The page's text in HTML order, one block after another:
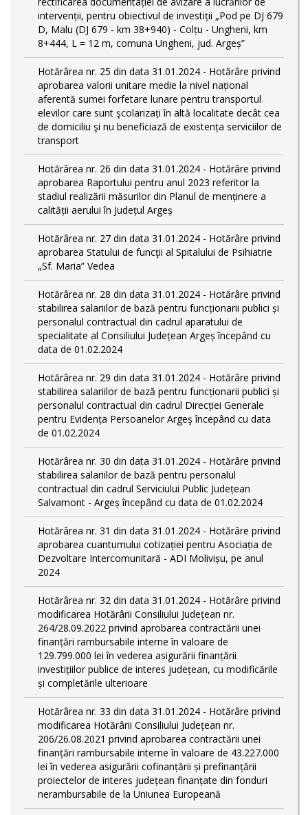
intervenții, pentru obiectivul de investiții „Pod pe DJ 679
D, Malu (DJ 679 - km 38+940) - Colțu - Ungheni, km
8+444, L = 12 m, comuna Ungheni, jud. Argeș”
Hotărârea nr. 25 din data 31.01.2024 - Hotărâre privind
aprobarea valorii unitare medie la nivel național
aferentă sumei forfetare lunare pentru transportul
elevilor care sunt şcolarizați în altă localitate decât cea
de domiciliu şi nu beneficiază de existența serviciilor de
transport
Hotărârea nr. 26 din data 31.01.2024 - Hotărâre privind
aprobarea Raportului pentru anul 2023 referitor la
stadiul realizării măsurilor din Planul de menținere a
calității aerului în Județul Argeș
Hotărârea nr. 27 din data 31.01.2024 - Hotărâre privind
aprobarea Statului de funcţii al Spitalului de Psihiatrie
„Sf. Maria” Vedea
Hotărârea nr. 28 din data 31.01.2024 - Hotărâre privind
stabilirea salariilor de bază pentru funcționarii publici și
personalul contractual din cadrul aparatului de
specialitate al Consiliului Județean Argeș începând cu
data de 01.02.2024
Hotărârea nr. 29 din data 31.01.2024 - Hotărâre privind
stabilirea salariilor de bază pentru funcționarii publici și
personalul contractual din cadrul Direcției Generale
pentru Evidența Persoanelor Argeş începând cu data
de 01.02.2024
Hotărârea nr. 30 din data 31.01.2024 - Hotărâre privind
stabilirea salariilor de bază pentru personalul
contractual din cadrul Serviciului Public Județean
Salvamont - Argeș începând cu data de 01.02.2024
Hotărârea nr. 31 din data 31.01.2024 - Hotărâre privind
aprobarea cuantumului cotizației pentru Asociația de
Dezvoltare Intercomunitară - ADI Molivișu, pe anul
2024
Hotărârea nr. 32 din data 31.01.2024 - Hotărâre privind
modificarea Hotărârii Consiliului Județean nr.
264/28.09.2022 privind aprobarea contractării unei
finanțări rambursabile interne în valoare de
129.799.000 lei în vederea asigurării finanțării
investițiilor publice de interes județean, cu modificările
și completările ulterioare
Hotărârea nr. 33 din data 31.01.2024 - Hotărâre privind
modificarea Hotărârii Consiliului Județean nr.
206/26.08.2021 privind aprobarea contractării unei
finanțări rambursabile interne în valoare de 43.227.000
lei în vederea asigurării cofinanțării și prefinanțării
proiectelor de interes județean finanțate din fonduri
nerambursabile de la Uniunea Europeană